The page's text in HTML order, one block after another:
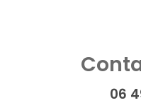
06